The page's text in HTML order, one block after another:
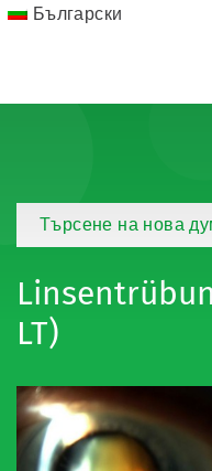
Български
Търсене на нова
LT)